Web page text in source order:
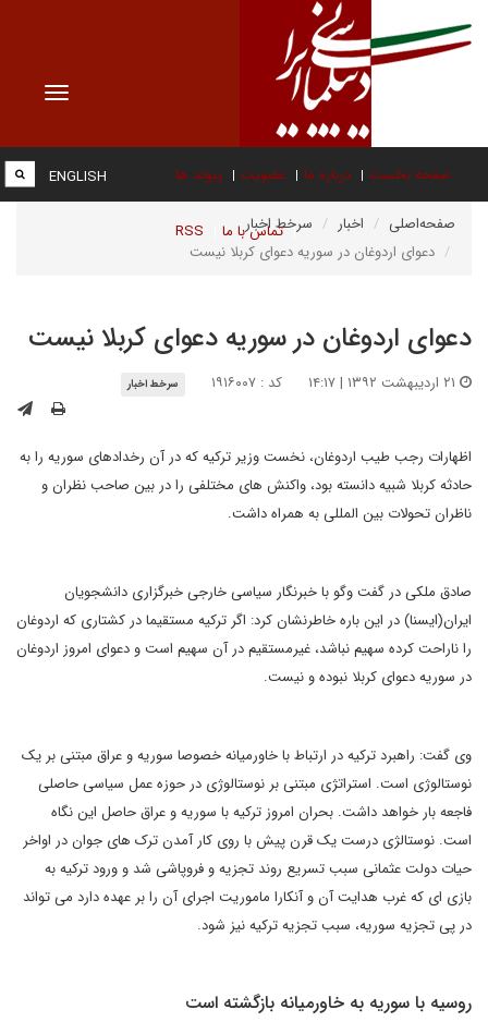
Toggle
صفحه نخست درباره ما عضویت پیوند ها
تماس با ما RSS
ENGLISH
صفحه‌اصلی اخبار
سرخط اخبار
دعوای اردوغان در سوریه دعوای کربلا نیست
دعوای اردوغان در سوریه دعوای کربلا نیست
کد : ۱۹۱۶۰۰۷ سرخط اخبار
اظهارات رجب طیب اردوغان، نخست وزیر ترکیه که در آن رخدادهای سوریه را به
حادثه کربلا شبیه دانسته بود، واکنش های مختلفی را در بین صاحب نظران و
ناظران تحولات بین المللی به همراه داشت.
صادق ملکی در گفت وگو با خبرنگار سیاسی خارجی خبرگزاری دانشجویان
ایران(ایسنا) در این باره خاطرنشان کرد: اگر ترکیه مستقیما در کشتاری که اردوغان
را ناراحت کرده سهیم نباشد، غیرمستقیم در آن سهیم است و دعوای امروز اردوغان
در سوریه دعوای کربلا نبوده و نیست.
وی گفت: راهبرد ترکیه در ارتباط با خاورمیانه خصوصا سوریه و عراق مبتنی بر یک
نوستالوژی است. استراتژی مبتنی بر نوستالوژی در حوزه عمل سیاسی حاصلی
فاجعه بار خواهد داشت. بحران امروز ترکیه با سوریه و عراق حاصل این نگاه
است. نوستالژی درست یک قرن پیش با روی کار آمدن ترک های جوان در اواخر
حیات دولت عثمانی سبب تسریع روند تجزیه و فروپاشی شد و ورود ترکیه به
بازی ای که غرب هدایت آن و آنکارا ماموریت اجرای آن را بر عهده دارد می تواند
در پی تجزیه سوریه، سبب تجزیه ترکیه نیز شود.
روسیه با سوریه به خاورمیانه بازگشته است